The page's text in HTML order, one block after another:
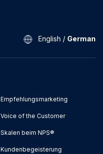
English / German
Empfehlungsmarketing
Voice of the Customer
Skalen beim NPS®
Kundenbegeisterung